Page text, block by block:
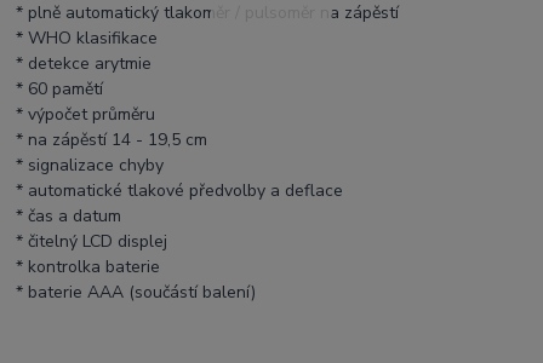
* plně automatický tlakoměr / pulsoměr na zápěstí
* WHO klasifikace
* detekce arytmie
* 60 pamětí
* výpočet průměru
* na zápěstí 14 - 19,5 cm
* signalizace chyby
* automatické tlakové předvolby a deflace
* čas a datum
* čitelný LCD displej
* kontrolka baterie
* baterie AAA (součástí balení)